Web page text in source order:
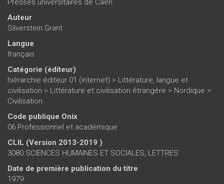
Presses universitaires de Caen
Auteur
Silverstein Grant
Langue
français
Catégorie (éditeur)
hiérarchie éditeur 01 (internet) > Littérature, langue et
civilisation > Littérature et civilisation étrangère > Nordique >
Civilisation
Code publique Onix
06 Professionnel et académique
CLIL (Version 2013-2019 )
3080 SCIENCES HUMAINES ET SOCIALES, LETTRES
Date de première publication du titre
1979